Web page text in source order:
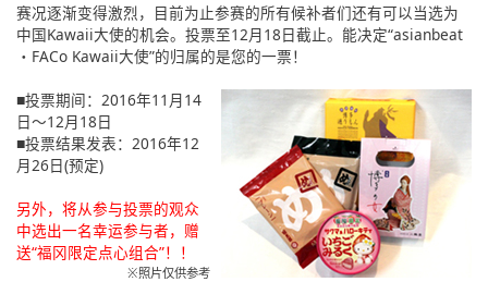
赛况逐渐变得激烈，目前为止参赛的所有候补者们还有可以当选为
中国Kawaii大使的机会。投票至12月18日截止。能决定“asianbeat
・FACo Kawaii大使”的归属的是您的一票！
■投票期间：2016年11月14
日～12月18日
■投票结果发表：2016年12
月26日(预定)
另外，将从参与投票的观众
中选出一名幸运参与者，赠
送“福冈限定点心组合”！！
※照片仅供参考